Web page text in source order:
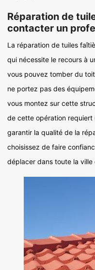
Réparation de
contacter un
La réparation de tuiles
qui nécessite le recours à
vous pouvez tomber du
ne portez pas des
vous montez sur cette
de cette opération
garantir la qualité de la
choisissez de faire
déplacer dans toute la